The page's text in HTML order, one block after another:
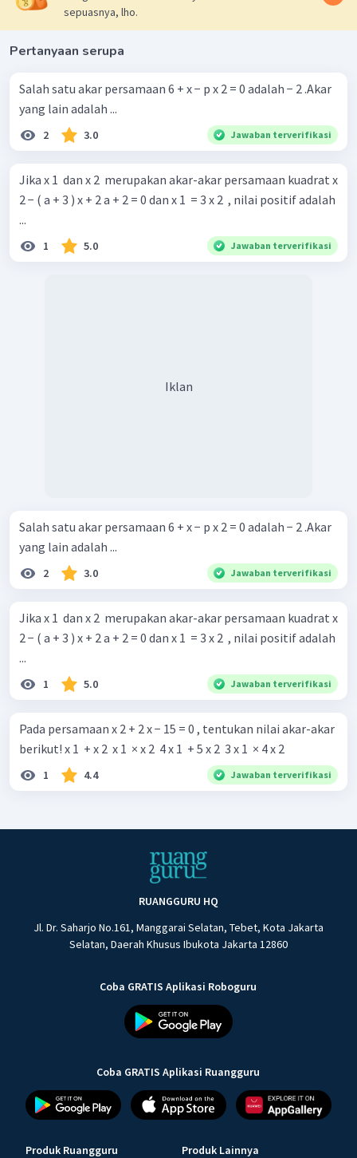
Oleh karena itu, jawaban yang benar adalah B.
sepuasnya, lho.
Pertanyaan serupa
Salah satu akar persamaan 6 + x − p x 2 = 0 adalah − 2 .Akar
yang lain adalah ...
2 3.0 Jawaban terverifikasi
Jika x 1 ​ dan x 2 ​ merupakan akar-akar persamaan kuadrat x
2 − ( a + 3 ) x + 2 a + 2 = 0 dan x 1 ​ = 3 x 2 ​ , nilai positif adalah
...
1 5.0 Jawaban terverifikasi
Iklan
Salah satu akar persamaan 6 + x − p x 2 = 0 adalah − 2 .Akar
yang lain adalah ...
2 3.0 Jawaban terverifikasi
Jika x 1 ​ dan x 2 ​ merupakan akar-akar persamaan kuadrat x
2 − ( a + 3 ) x + 2 a + 2 = 0 dan x 1 ​ = 3 x 2 ​ , nilai positif adalah
...
1 5.0 Jawaban terverifikasi
Pada persamaan x 2 + 2 x − 15 = 0 , tentukan nilai akar-akar
berikut! x 1 ​ + x 2 ​ x 1 ​ × x 2 ​ 4 x 1 ​ + 5 x 2 ​ 3 x 1 ​ × 4 x 2 ​
1 4.4 Jawaban terverifikasi
RUANGGURU HQ
Jl. Dr. Saharjo No.161, Manggarai Selatan, Tebet, Kota Jakarta
Selatan, Daerah Khusus Ibukota Jakarta 12860
Coba GRATIS Aplikasi Roboguru
Coba GRATIS Aplikasi Ruangguru
Produk Ruangguru Produk Lainnya